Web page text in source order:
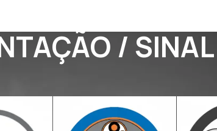
/ SINAL